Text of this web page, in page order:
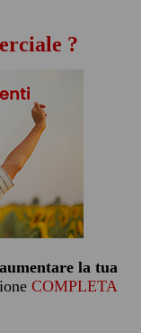
?
aumentare la tua
COMPLETA